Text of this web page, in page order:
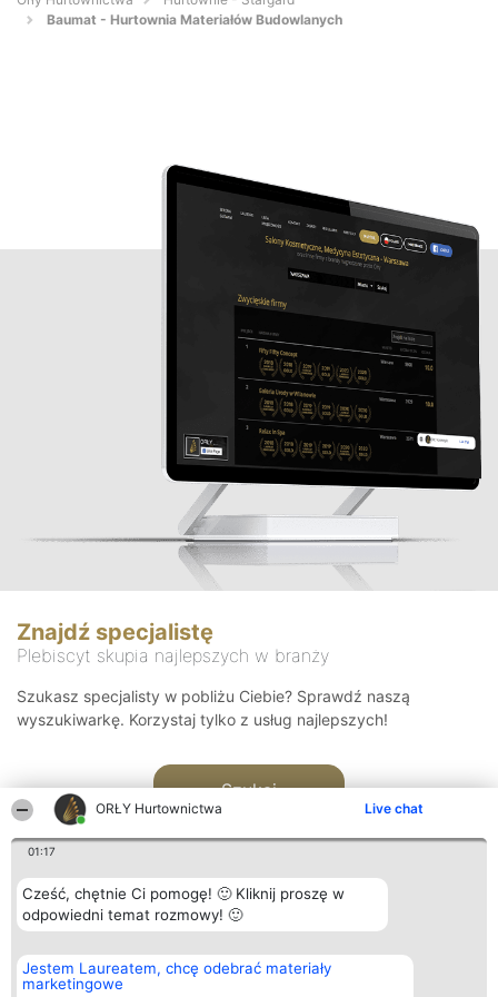
ORŁY Hurtownictwa Live chat
01:17
Cześć, chętnie Ci pomogę! 🙂 Kliknij proszę w
odpowiedni temat rozmowy! 🙂
Jestem Laureatem, chcę odebrać materiały
marketingowe
Baumat - Hurtownia Materiałów Budowlanych
Znajdź specjalistę
Plebiscyt skupia najlepszych w branży
Szukasz specjalisty w pobliżu Ciebie? Sprawdź naszą
wyszukiwarkę. Korzystaj tylko z usług najlepszych!
Szukaj
Organizator plebiscytu
Bright Side Solutions sp. z o.
o. sp. k.
Plebiscyt
Laureaci
Kontakt
Kontakt